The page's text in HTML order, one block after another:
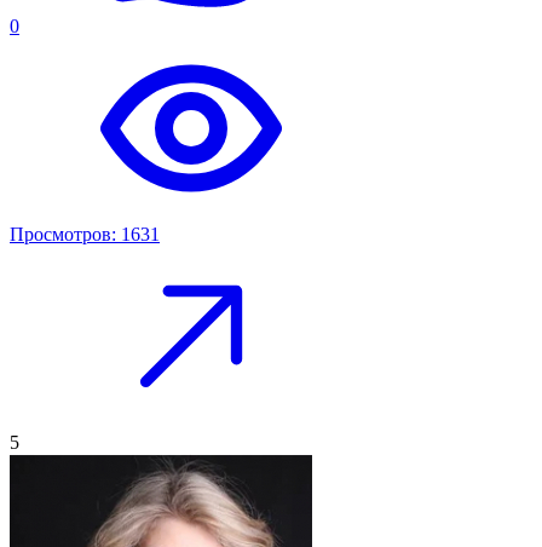
0
Просмотров: 1631
5